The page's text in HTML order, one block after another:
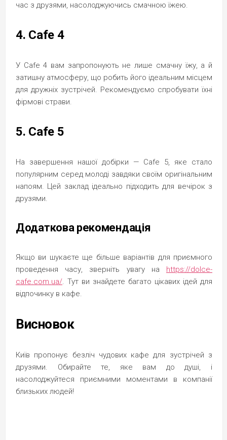
час з друзями, насолоджуючись смачною їжею.
4. Cafe 4
У Cafe 4 вам запропонують не лише смачну їжу, а й
затишну атмосферу, що робить його ідеальним місцем
для дружніх зустрічей. Рекомендуємо спробувати їхні
фірмові страви.
5. Cafe 5
На завершення нашої добірки — Cafe 5, яке стало
популярним серед молоді завдяки своїм оригінальним
напоям. Цей заклад ідеально підходить для вечірок з
друзями.
Додаткова рекомендація
Якщо ви шукаєте ще більше варіантів для приємного
проведення часу, зверніть увагу на https://dolce-
cafe.com.ua/. Тут ви знайдете багато цікавих ідей для
відпочинку в кафе.
Висновок
Київ пропонує безліч чудових кафе для зустрічей з
друзями. Обирайте те, яке вам до душі, і
насолоджуйтеся приємними моментами в компанії
близьких людей!